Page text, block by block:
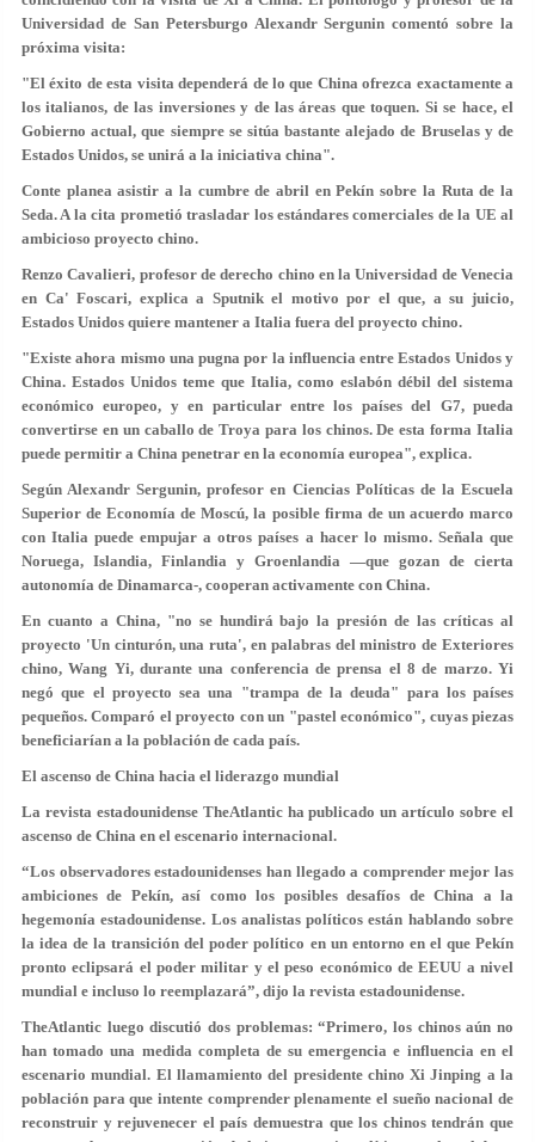
Universidad de San Petersburgo Alexandr Sergunin comentó sobre la
próxima visita:
"El éxito de esta visita dependerá de lo que China ofrezca exactamente a
los italianos, de las inversiones y de las áreas que toquen. Si se hace, el
Gobierno actual, que siempre se sitúa bastante alejado de Bruselas y de
Estados Unidos, se unirá a la iniciativa china".
Conte planea asistir a la cumbre de abril en Pekín sobre la Ruta de la
Seda. A la cita prometió trasladar los estándares comerciales de la UE al
ambicioso proyecto chino.
Renzo Cavalieri, profesor de derecho chino en la Universidad de Venecia
en Ca' Foscari, explica a Sputnik el motivo por el que, a su juicio,
Estados Unidos quiere mantener a Italia fuera del proyecto chino.
"Existe ahora mismo una pugna por la influencia entre Estados Unidos y
China. Estados Unidos teme que Italia, como eslabón débil del sistema
económico europeo, y en particular entre los países del G7, pueda
convertirse en un caballo de Troya para los chinos. De esta forma Italia
puede permitir a China penetrar en la economía europea", explica.
Según Alexandr Sergunin, profesor en Ciencias Políticas de la Escuela
Superior de Economía de Moscú, la posible firma de un acuerdo marco
con Italia puede empujar a otros países a hacer lo mismo. Señala que
Noruega, Islandia, Finlandia y Groenlandia —que gozan de cierta
autonomía de Dinamarca-, cooperan activamente con China.
En cuanto a China, "no se hundirá bajo la presión de las críticas al
proyecto 'Un cinturón, una ruta', en palabras del ministro de Exteriores
chino, Wang Yi, durante una conferencia de prensa el 8 de marzo. Yi
negó que el proyecto sea una "trampa de la deuda" para los países
pequeños. Comparó el proyecto con un "pastel económico", cuyas piezas
beneficiarían a la población de cada país.
El ascenso de China hacia el liderazgo mundial
La revista estadounidense TheAtlantic ha publicado un artículo sobre el
ascenso de China en el escenario internacional.
“Los observadores estadounidenses han llegado a comprender mejor las
ambiciones de Pekín, así como los posibles desafíos de China a la
hegemonía estadounidense. Los analistas políticos están hablando sobre
la idea de la transición del poder político en un entorno en el que Pekín
pronto eclipsará el poder militar y el peso económico de EEUU a nivel
mundial e incluso lo reemplazará”, dijo la revista estadounidense.
TheAtlantic luego discutió dos problemas: “Primero, los chinos aún no
han tomado una medida completa de su emergencia e influencia en el
escenario mundial. El llamamiento del presidente chino Xi Jinping a la
población para que intente comprender plenamente el sueño nacional de
reconstruir y rejuvenecer el país demuestra que los chinos tendrán que